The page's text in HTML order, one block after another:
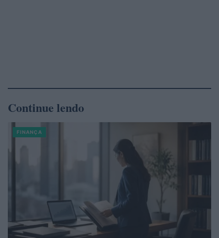
Continue lendo
FINANÇA